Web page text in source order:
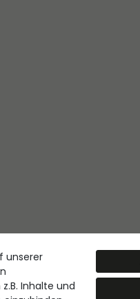
unserer
Inhalte und